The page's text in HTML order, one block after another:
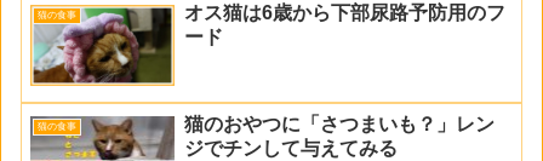
猫の食事
オス猫は6歳から下部尿路予防用のフ
ード
猫の食事
猫のおやつに「さつまいも？」レン
ジでチンして与えてみる